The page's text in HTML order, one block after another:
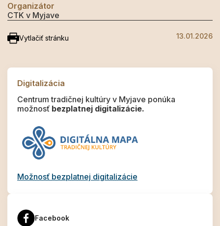
Organizátor
CTK v Myjave
Vytlačiť stránku 13.01.2026
Digitalizácia
Centrum tradičnej kultúry v Myjave ponúka
možnosť bezplatnej digitalizácie.
Možnosť bezplatnej digitalizácie
Facebook